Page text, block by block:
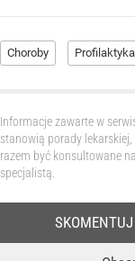
Choroby
Informacje zawarte w
stanowią porady
razem być konsultowane
specjalistą.
SKOMENTUJ